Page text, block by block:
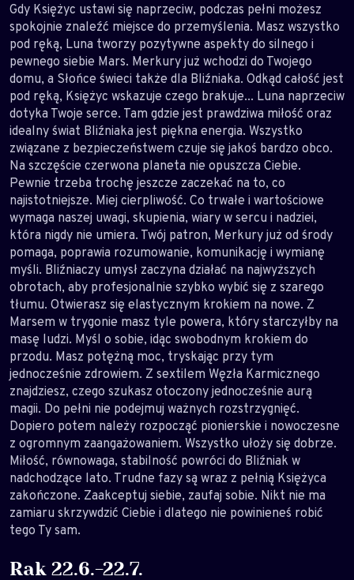
Gdy Księżyc ustawi się naprzeciw, podczas pełni możesz
spokojnie znaleźć miejsce do przemyślenia. Masz wszystko
pod ręką, Luna tworzy pozytywne aspekty do silnego i
pewnego siebie Mars. Merkury już wchodzi do Twojego
domu, a Słońce świeci także dla Bliźniaka. Odkąd całość jest
pod ręką, Księżyc wskazuje czego brakuje... Luna naprzeciw
dotyka Twoje serce. Tam gdzie jest prawdziwa miłość oraz
idealny świat Bliźniaka jest piękna energia. Wszystko
związane z bezpieczeństwem czuje się jakoś bardzo obco.
Na szczęście czerwona planeta nie opuszcza Ciebie.
Pewnie trzeba trochę jeszcze zaczekać na to, co
najistotniejsze. Miej cierpliwość. Co trwałe i wartościowe
wymaga naszej uwagi, skupienia, wiary w sercu i nadziei,
która nigdy nie umiera. Twój patron, Merkury już od środy
pomaga, poprawia rozumowanie, komunikację i wymianę
myśli. Bliźniaczy umysł zaczyna działać na najwyższych
obrotach, aby profesjonalnie szybko wybić się z szarego
tłumu. Otwierasz się elastycznym krokiem na nowe. Z
Marsem w trygonie masz tyle powera, który starczyłby na
masę ludzi. Myśl o sobie, idąc swobodnym krokiem do
przodu. Masz potężną moc, tryskając przy tym
jednocześnie zdrowiem. Z sextilem Węzła Karmicznego
znajdziesz, czego szukasz otoczony jednocześnie aurą
magii. Do pełni nie podejmuj ważnych rozstrzygnięć.
Dopiero potem należy rozpocząć pionierskie i nowoczesne
z ogromnym zaangażowaniem. Wszystko ułoży się dobrze.
Miłość, równowaga, stabilność powróci do Bliźniak w
nadchodzące lato. Trudne fazy są wraz z pełnią Księżyca
zakończone. Zaakceptuj siebie, zaufaj sobie. Nikt nie ma
zamiaru skrzywdzić Ciebie i dlatego nie powinieneś robić
tego Ty sam.
Rak 22.6.-22.7.